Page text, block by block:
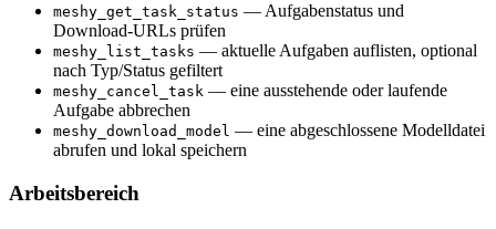
meshy_get_task_status — Aufgabenstatus und
Download-URLs prüfen
meshy_list_tasks — aktuelle Aufgaben auflisten, optional
nach Typ/Status gefiltert
meshy_cancel_task — eine ausstehende oder laufende
Aufgabe abbrechen
meshy_download_model — eine abgeschlossene Modelldatei
abrufen und lokal speichern
Arbeitsbereich